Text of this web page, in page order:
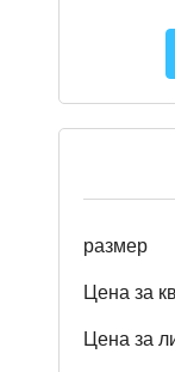
размер
Цена за
Цена за